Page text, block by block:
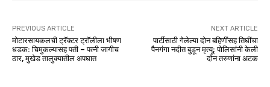
PREVIOUS ARTICLE
मोटारसायकलची ट्रॅक्टर ट्रॉलीला भीषण
धडक: चिमुकल्यासह पती – पत्नी जागीच
ठार, मुखेड तालुक्यातील अपघात
NEXT ARTICLE
पार्टीसाठी गेलेल्या दोन बहिणींसह तिघींचा
पैनगंगा नदीत बुडून मृत्यू; पोलिसांनी केली
दोन तरुणांना अटक